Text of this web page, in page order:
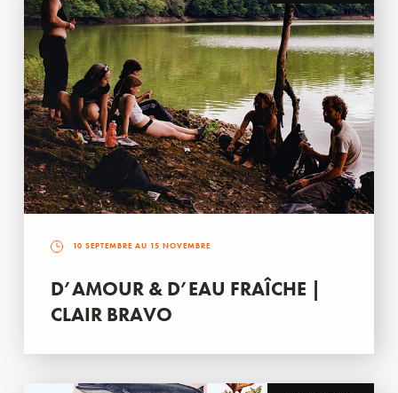
10 SEPTEMBRE AU 15 NOVEMBRE
D’AMOUR & D’EAU FRAÎCHE |
CLAIR BRAVO